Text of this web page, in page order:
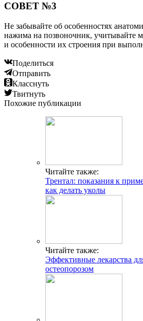
СОВЕТ №3
Не забывайте об особенностях
нажима на позвоночник, учитывайте
и особенности их строения при
Поделиться
Отправить
Класснуть
Твитнуть
Похожие публикации
Читайте также:
Трентал: показания к
как делать уколы
Читайте также:
Эффективные лекарства
остеопорозом